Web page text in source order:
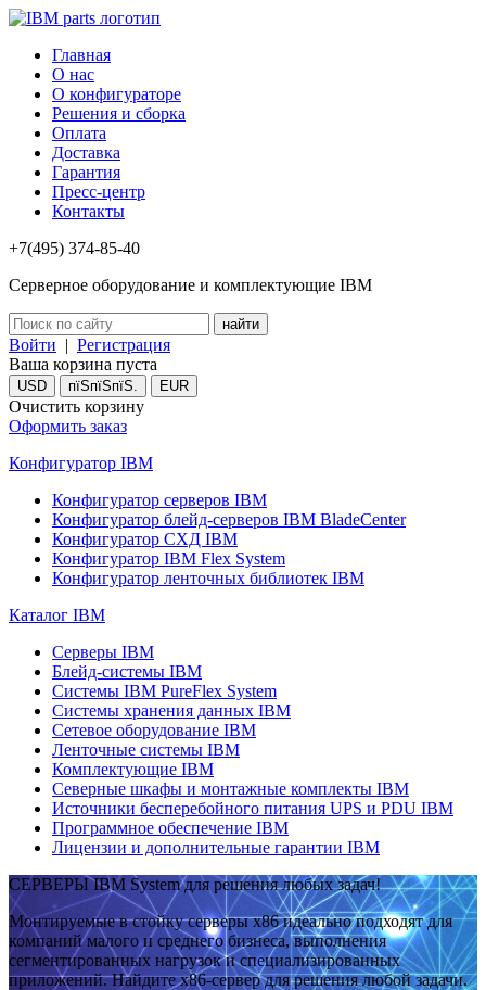
Главная
О нас
О конфигураторе
Решения и сборка
Оплата
Доставка
Гарантия
Пресс-центр
Контакты
+7(495) 374-85-40
Серверное оборудование и комплектующие IBM
Войти | Регистрация
Ваша корзина пуста
USD пїЅпїЅпїЅ. EUR
Очистить корзину
Оформить заказ
Конфигуратор IBM
Конфигуратор серверов IBM
Конфигуратор блейд-серверов IBM BladeCenter
Конфигуратор СХД IBM
Конфигуратор IBM Flex System
Конфигуратор ленточных библиотек IBM
Каталог IBM
Серверы IBM
Блейд-системы IBM
Системы IBM PureFlex System
Системы хранения данных IBM
Сетевое оборудование IBM
Ленточные системы IBM
Комплектующие IBM
Северные шкафы и монтажные комплекты IBM
Источники бесперебойного питания UPS и PDU IBM
Программное обеспечение IBM
Лицензии и дополнительные гарантии IBM
СЕРВЕРЫ IBM System для решения любых задач!
Монтируемые в стойку серверы x86 идеально подходят для
компаний малого и среднего бизнеса, выполнения
сегментированных нагрузок и специализированных
приложений. Найдите x86-сервер для решения любой задачи.